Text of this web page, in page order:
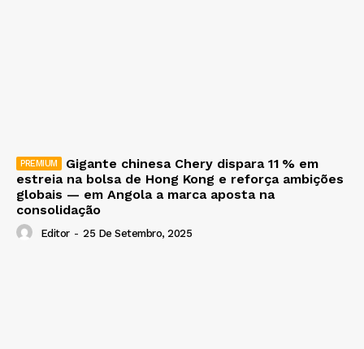
Gigante chinesa Chery dispara 11 % em
estreia na bolsa de Hong Kong e reforça ambições
globais — em Angola a marca aposta na
consolidação
Editor - 25 De Setembro, 2025